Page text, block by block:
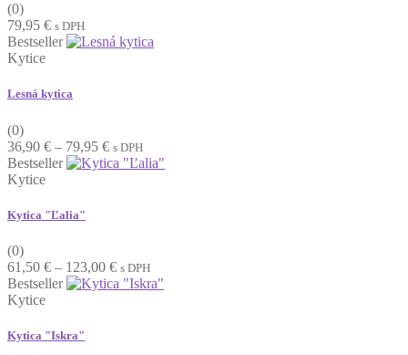
(0)
79,95 € s DPH
Bestseller
Kytice
Lesná kytica
(0)
36,90 € – 79,95 €Price
range:
s DPH
Bestseller
Kytice
Kytica "Ľalia"
(0)
61,50 € – 123,00 €Price
range:
s DPH
Bestseller
Kytice
Kytica "Iskra"